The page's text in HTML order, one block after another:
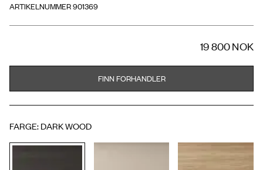
ARTIKELNUMMER 901369
19 800 NOK
FINN FORHANDLER
FARGE:DARK WOOD